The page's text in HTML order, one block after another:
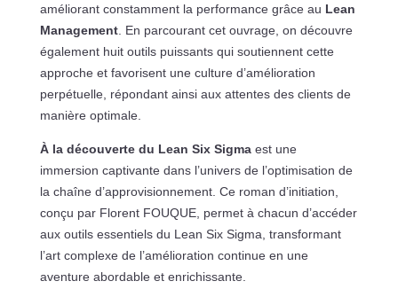
améliorant constamment la performance grâce au Lean
Management. En parcourant cet ouvrage, on découvre
également huit outils puissants qui soutiennent cette
approche et favorisent une culture d’amélioration
perpétuelle, répondant ainsi aux attentes des clients de
manière optimale.
À la découverte du Lean Six Sigmaest une
immersion captivante dans l’univers de l’optimisation de
la chaîne d’approvisionnement. Ce roman d’initiation,
conçu par Florent FOUQUE, permet à chacun d’accéder
aux outils essentiels du Lean Six Sigma, transformant
l’art complexe de l’amélioration continue en une
aventure abordable et enrichissante.